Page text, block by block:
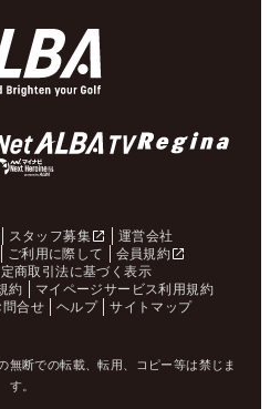
スタッフ募集
運営会社
ご利用に際して
会員規約
商取引法に基づく表示
約
マイページサービス利用規約
問合せ ヘルプ サイトマップ
無断での転載、転用、コピー等は禁じま
す。